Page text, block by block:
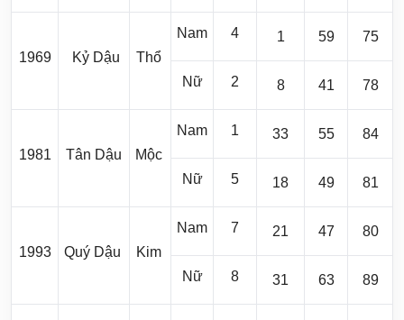
1969 Kỷ Dậu Thổ
Nam 4 1 59 75
Nữ 2 8 41 78
1981 Tân Dậu Mộc
Nam 1 33 55 84
Nữ 5 18 49 81
1993 Quý Dậu Kim
Nam 7 21 47 80
Nữ 8 31 63 89